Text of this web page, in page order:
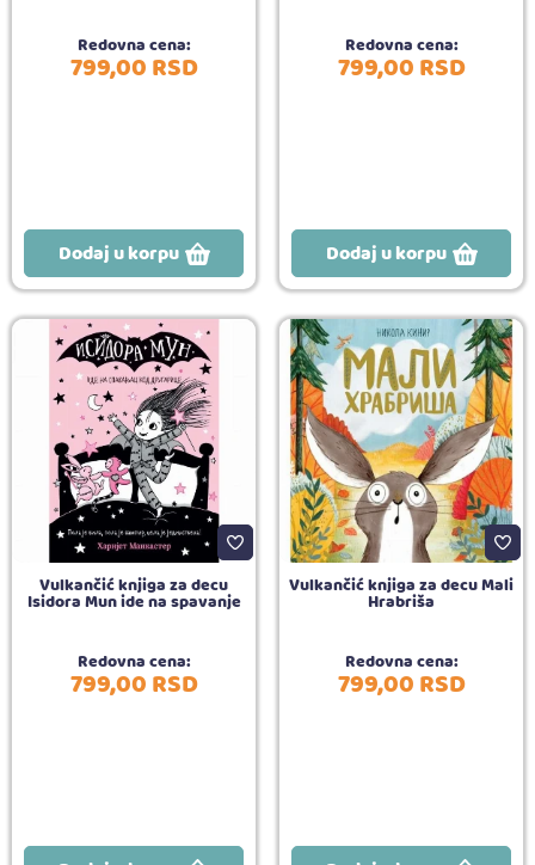
Redovna cena:
799,00RSD
Dodaj u korpu
Redovna cena:
799,00RSD
Dodaj u korpu
Vulkančić knjiga za decu
Isidora Mun ide na spavanje
Redovna cena:
799,00RSD
Vulkančić knjiga za decu Mali
Hrabriša
Redovna cena:
799,00RSD